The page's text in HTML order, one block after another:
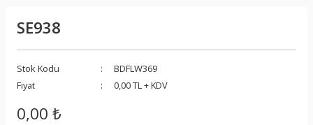
SE938
Stok Kodu
BDFLW369
Fiyat
0,00 TL + KDV
0,00 ₺